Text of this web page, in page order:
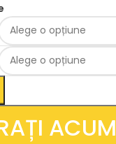
ACUM